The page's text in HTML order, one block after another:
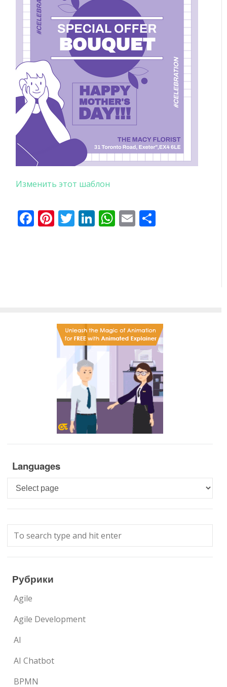
Изменить этот шаблон
Facebook
Pinterest
Twitter
LinkedIn
WhatsApp
Email
Languages
Languages
Рубрики
Agile
Agile Development
AI
AI Chatbot
BPMN